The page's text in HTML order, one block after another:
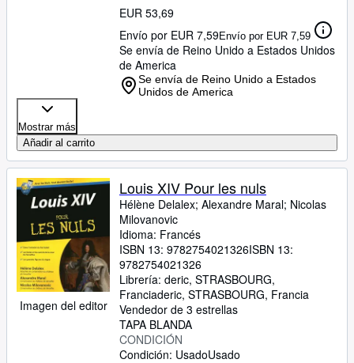
EUR 53,69
Envío por EUR 7,59Envío por EUR 7,59
Se envía de Reino Unido a Estados Unidos
de America
Se envía de Reino Unido a Estados
Unidos de America
Mostrar más
Añadir al carrito
Imagen del editor
Louis XIV Pour les nuls
Hélène Delalex; Alexandre Maral; Nicolas
Milovanovic
Idioma: Francés
ISBN 13: 9782754021326ISBN 13:
9782754021326
Librería: deric, STRASBOURG,
Franciaderic, STRASBOURG, Francia
Vendedor de 3 estrellas
TAPA BLANDA
CONDICIÓN
Condición: UsadoUsado